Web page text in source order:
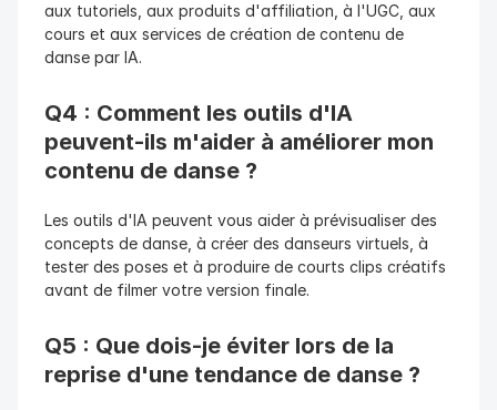
aux tutoriels, aux produits d'affiliation, à l'UGC, aux
cours et aux services de création de contenu de
danse par IA.
Q4 : Comment les outils d'IA
peuvent-ils m'aider à améliorer mon
contenu de danse ?
Les outils d'IA peuvent vous aider à prévisualiser des
concepts de danse, à créer des danseurs virtuels, à
tester des poses et à produire de courts clips créatifs
avant de filmer votre version finale.
Q5 : Que dois-je éviter lors de la
reprise d'une tendance de danse ?